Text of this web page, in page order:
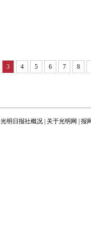
3 4 5 6 7 8
光明日报社概况 关于光明网 报